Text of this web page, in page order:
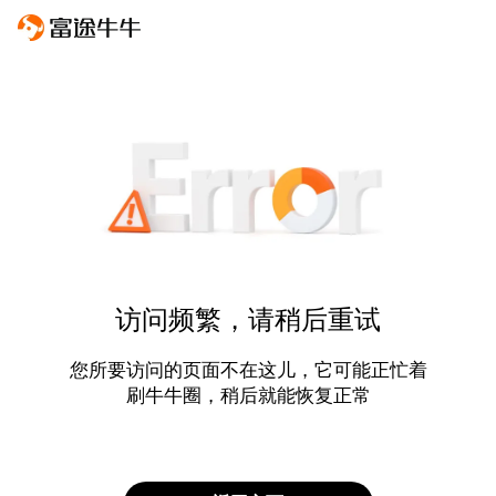
访问频繁，请稍后重试
您所要访问的页面不在这儿，它可能正忙着
刷牛牛圈，稍后就能恢复正常